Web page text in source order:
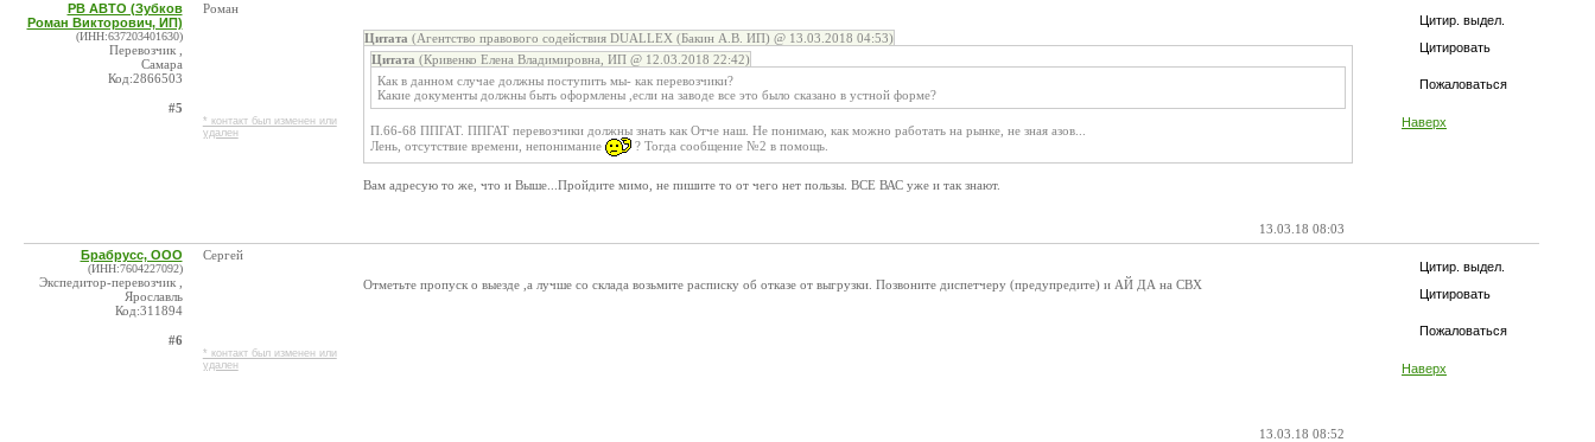
Цитир. выдел.
Цитировать
Пожаловаться
Наверх
РВ АВТО (Зубков
Роман Викторович, ИП)
(ИНН:637203401630)
Перевозчик ,
Самара
Код:2866503
#5
Роман
* контакт был изменен или
удален
Цитата (Агентство правового содействия DUALLEX (Бакин А.В. ИП) @ 13.03.2018 04:53)
Цитата (Кривенко Елена Владимировна, ИП @ 12.03.2018 22:42)
Как в данном случае должны поступить мы- как перевозчики?
Какие документы должны быть оформлены ,если на заводе все это было сказано в устной форме?
П.66-68 ППГАТ. ППГАТ перевозчики должны знать как Отче наш. Не понимаю, как можно работать на рынке, не зная азов...
Лень, отсутствие времени, непонимание
? Тогда сообщение №2 в помощь.
Вам адресую то же, что и Выше...Пройдите мимо, не пишите то от чего нет пользы. ВСЕ ВАС уже и так знают.
13.03.18 08:03
Цитир. выдел.
Цитировать
Пожаловаться
Наверх
Брабрусс, ООО
(ИНН:7604227092)
Экспедитор-перевозчик ,
Ярославль
Код:311894
#6
Сергей
* контакт был изменен или
удален
Отметьте пропуск о выезде ,а лучше со склада возьмите расписку об отказе от выгрузки. Позвоните диспетчеру (предупредите) и АЙ ДА на СВХ
13.03.18 08:52